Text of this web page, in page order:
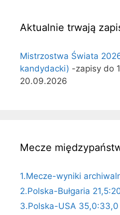
Aktualnie trwają
Mistrzostwa Świata
kandydacki) -zapisy do
20.09.2026
Mecze
1.Mecze-wyniki
2.Polska-Bułgaria
3.Polska-USA 35,0:33,0